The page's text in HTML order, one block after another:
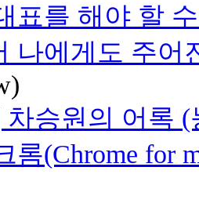
표를 해야 할
나에게도 주어
승원의 어록
롬(Chrome for